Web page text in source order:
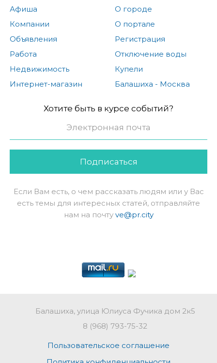
Афиша
Компании
Объявления
Работа
Недвижимость
Интернет-магазин
О городе
О портале
Регистрация
Отключение воды
Купели
Балашиха - Москва
Хотите быть в курсе событий?
Подписаться
Если Вам есть, о чем рассказать людям или у Вас
есть темы для интересных статей, отправляйте
нам на почту ve@pr.city
Балашиха, улица Юлиуса Фучика дом 2к5
8 (968) 793-75-32
Пользовательское соглашение